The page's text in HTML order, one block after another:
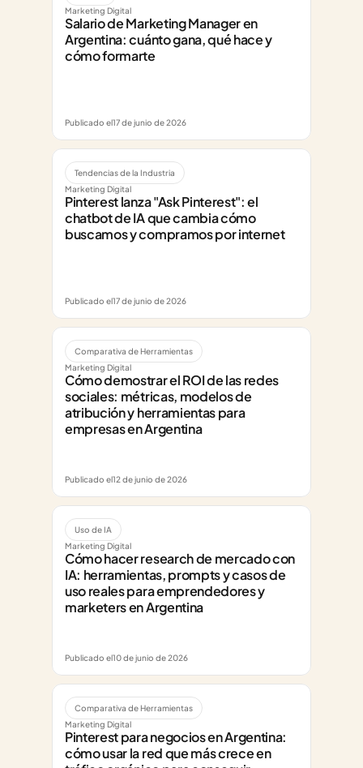
Marketing Digital
Salario de Marketing Manager en
Argentina: cuánto gana, qué hace y
cómo formarte
Publicado el17 de junio de 2026
Tendencias de la Industria
Marketing Digital
Pinterest lanza "Ask Pinterest": el
chatbot de IA que cambia cómo
buscamos y compramos por internet
Publicado el17 de junio de 2026
Comparativa de Herramientas
Marketing Digital
Cómo demostrar el ROI de las redes
sociales: métricas, modelos de
atribución y herramientas para
empresas en Argentina
Publicado el12 de junio de 2026
Uso de IA
Marketing Digital
Cómo hacer research de mercado con
IA: herramientas, prompts y casos de
uso reales para emprendedores y
marketers en Argentina
Publicado el10 de junio de 2026
Comparativa de Herramientas
Marketing Digital
Pinterest para negocios en Argentina:
cómo usar la red que más crece en